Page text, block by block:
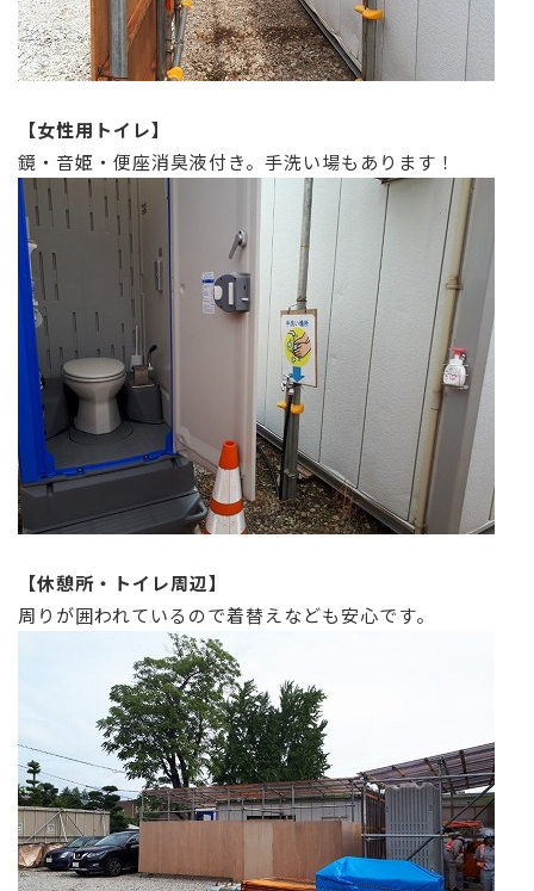
【女性用トイレ】
鏡・音姫・便座消臭液付き。手洗い場もあります！
【休憩所・トイレ周辺】
周りが囲われているので着替えなども安心です。